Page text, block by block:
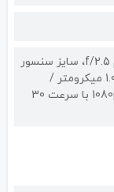
لنز واید، دریچه دیافراگم f/2.5، سایز سنسور
1/3.1 اینچ، سایز پیکسل 1.0 میکرومتر /
فیلمبرداری با رزولوشن 1080p با سرعت 30